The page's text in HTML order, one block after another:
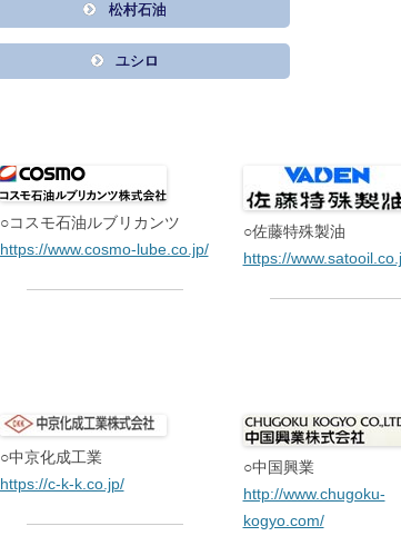
松村石油
ユシロ
○コスモ石油ルブリカンツ
https://www.cosmo-lube.co.jp/
○佐藤特殊製油
https://
○中京化成工業
https://c-k-k.co.jp/
○中国興業
http://www.chugoku-
kogyo.com/